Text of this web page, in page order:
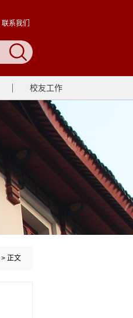
联系我们
校友工作
> 正文